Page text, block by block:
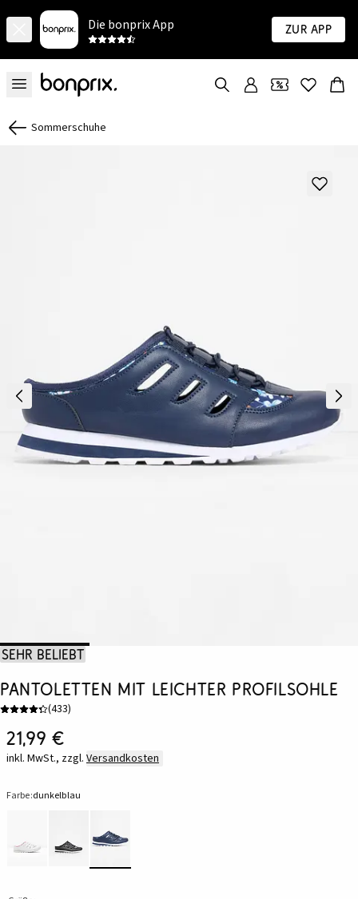
Die bonprix App Zur App
Sommerschuhe
Sehr beliebt
Pantoletten mit leichter Profilsohle
(433)
21,99 €
inkl. MwSt., zzgl. Versandkosten
Farbe:dunkelblau